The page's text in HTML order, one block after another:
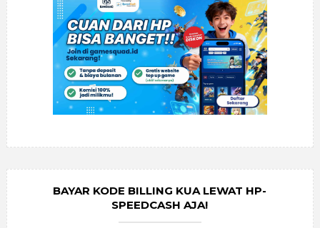
BAYAR KODE BILLING KUA LEWAT HP-
SPEEDCASH AJA!